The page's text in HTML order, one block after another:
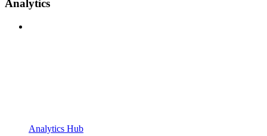
Analytics
Analytics Hub